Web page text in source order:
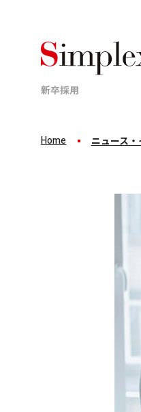
新卒採用
Home ニュース
業界
新卒
これ
シン
「完全